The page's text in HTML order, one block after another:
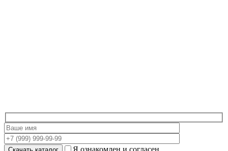
Я ознакомлен и согласен